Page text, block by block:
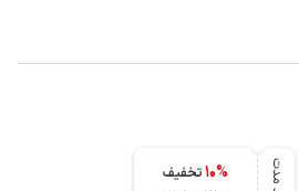
10%
تخفیف